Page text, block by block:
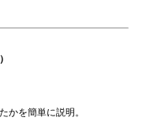
かを簡単に説明。